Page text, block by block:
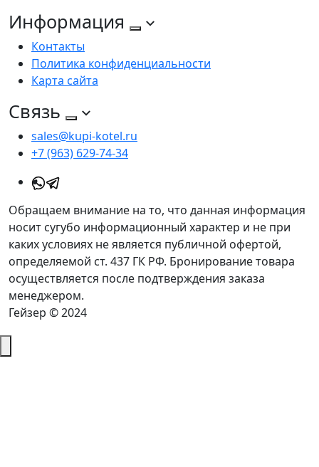
Информация
Контакты
Политика конфиденциальности
Карта сайта
Связь
sales@kupi-kotel.ru
+7 (963) 629-74-34
Обращаем внимание на то, что данная информация
носит сугубо информационный характер и не при
каких условиях не является публичной офертой,
определяемой ст. 437 ГК РФ. Бронирование товара
осуществляется после подтверждения заказа
менеджером.
Гейзер © 2024